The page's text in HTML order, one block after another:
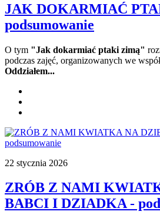
JAK DOKARMIAĆ
podsumowanie
O tym "Jak dokarmiać ptaki zimą"
podczas zajęć, organizowanych we
Oddziałem...
22 stycznia 2026
ZRÓB Z NAMI
BABCI I DZIADKA -